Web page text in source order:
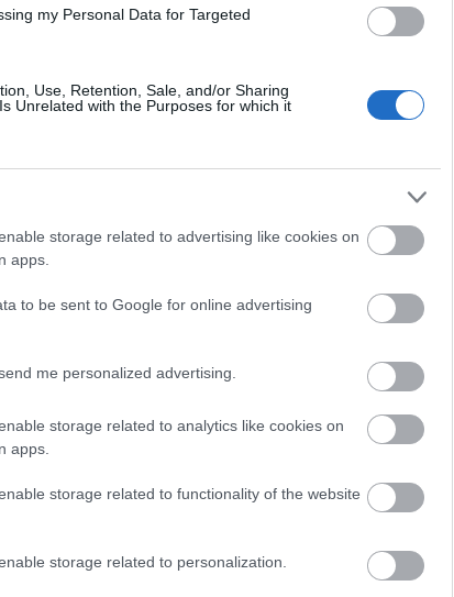
my Personal Data for Targeted
Use, Retention, Sale, and/or Sharing
Unrelated with the Purposes for which it
storage related to advertising like cookies on
apps.
to be sent to Google for online advertising
me personalized advertising.
storage related to analytics like cookies on
apps.
storage related to functionality of the website
storage related to personalization.